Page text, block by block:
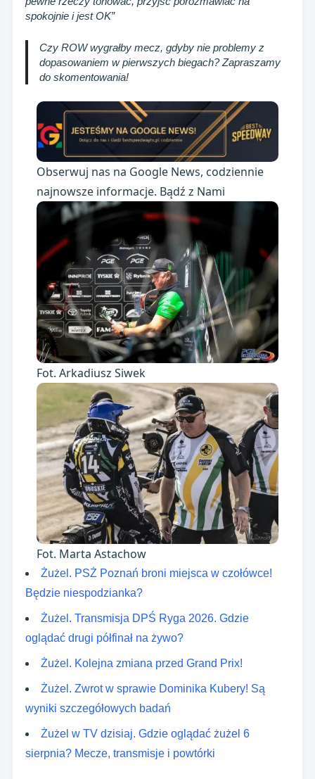
spokojnie i jest OK”
Czy ROW wygrałby mecz, gdyby nie problemy z
dopasowaniem w pierwszych biegach? Zapraszamy
do skomentowania!
Obserwuj nas na Google News, codziennie
najnowsze informacje. Bądź z Nami
Fot. Arkadiusz Siwek
Fot. Marta Astachow
Żużel. PSŻ Poznań broni miejsca w czołówce!
Będzie niespodzianka?
Żużel. Transmisja DPŚ Ryga 2026. Gdzie
oglądać drugi półfinał na żywo?
Żużel. Kolejna zmiana przed Grand Prix!
Żużel. Zwrot w sprawie Dominika Kubery! Są
wyniki szczegółowych badań
Żużel w TV dzisiaj. Gdzie oglądać żużel 6
sierpnia? Mecze, transmisje i powtórki